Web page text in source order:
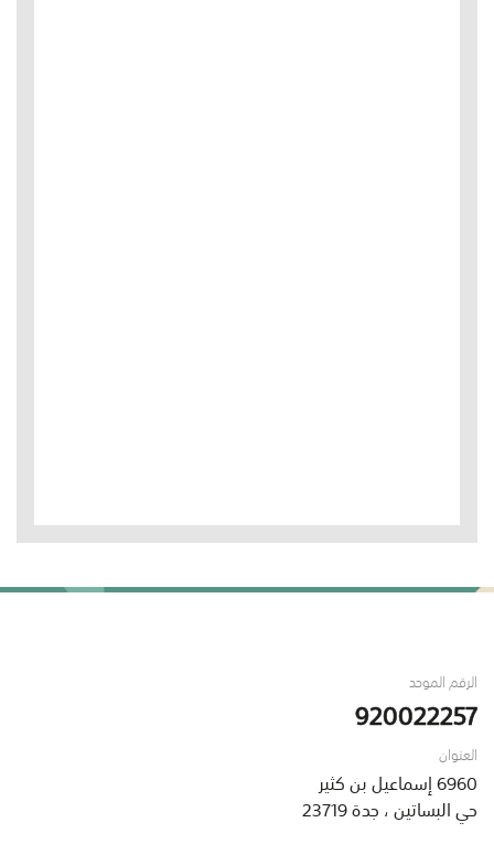
الرقم الموحد
920022257
العنوان
6960 إسماعيل بن كثير
حي البساتين ، جدة 23719